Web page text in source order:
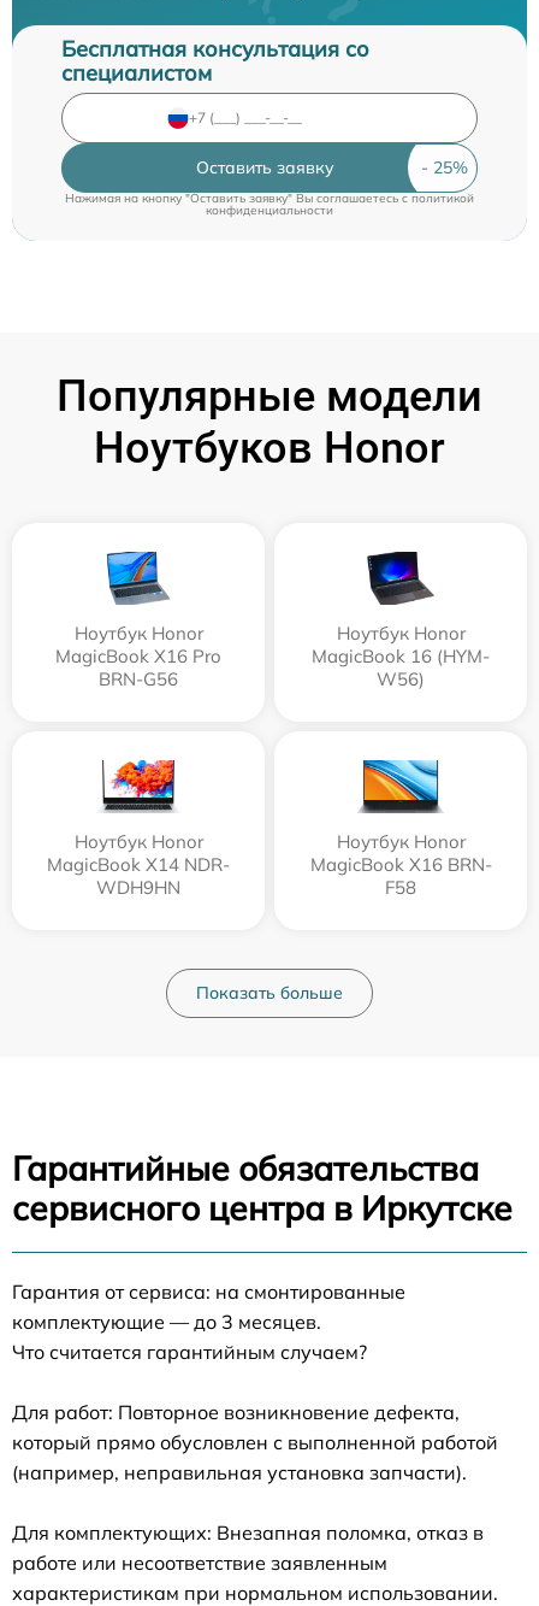
Бесплатная консультация со
специалистом
Оставить заявку
Нажимая на кнопку "Оставить заявку" Вы соглашаетесь cполитикой
конфиденциальности
Популярные модели
Ноутбуков Honor
Ноутбук Honor
MagicBook X16 Pro
BRN-G56
Ноутбук Honor
MagicBook 16 (HYM-
W56)
Ноутбук Honor
MagicBook X14 NDR-
WDH9HN
Ноутбук Honor
MagicBook X16 BRN-
F58
Показать больше
Гарантийные обязательства
сервисного центра в Иркутске
Гарантия от сервиса: на смонтированные
комплектующие — до 3 месяцев.
Что считается гарантийным случаем?
Для работ: Повторное возникновение дефекта,
который прямо обусловлен с выполненной работой
(например, неправильная установка запчасти).
Для комплектующих: Внезапная поломка, отказ в
работе или несоответствие заявленным
характеристикам при нормальном использовании.